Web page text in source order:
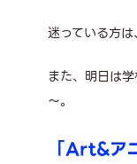
迷っている方は
また、明日は
～。
「Art&